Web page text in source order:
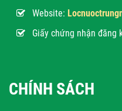
Website:
Giấy chứng nhận đăng
CHÍNH SÁCH